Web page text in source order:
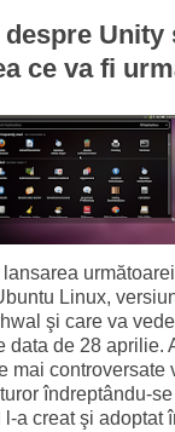
Unity
ce va fi
Linux,
şi care va
data de 28 aprilie.
mai controversate
îndreptându-
a creat şi adoptat